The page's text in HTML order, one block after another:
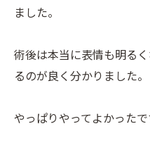
ました。
術後は本当に表情も明る
るのが良く分かりました。
やっぱりやってよかった